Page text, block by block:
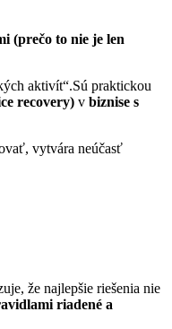
(prečo to nie je len
aktivít“.Sú praktickou
recovery) v biznise s
vytvára neúčasť
že najlepšie riešenia nie
riadené a